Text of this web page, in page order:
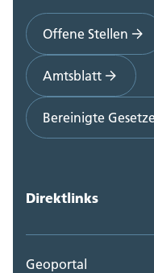
Offene Stellen
Amtsblatt
Bereinigte
Direktlinks
Geoportal